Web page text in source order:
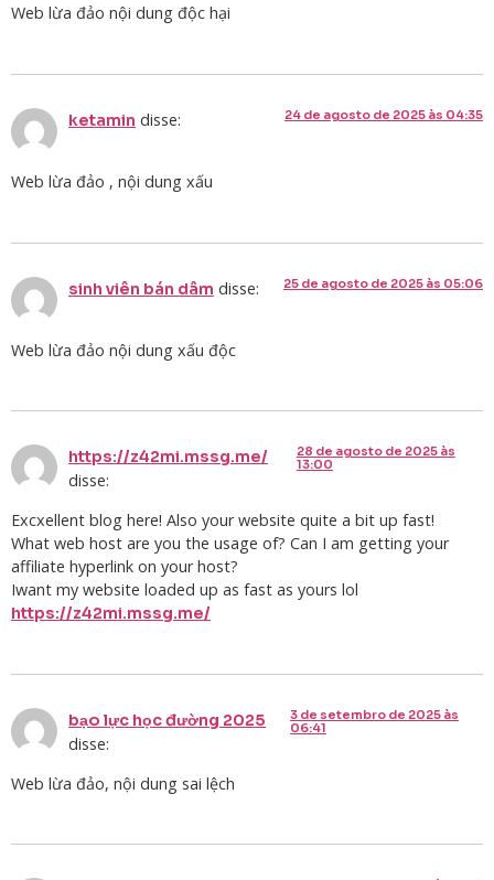
Web lừa đảo nội dung độc hại
ketamin disse: 24 de agosto de 2025 às 04:35
Web lừa đảo , nội dung xấu
sinh viên bán dâm disse: 25 de agosto de 2025 às 05:06
Web lừa đảo nội dung xấu độc
https://z42mi.mssg.me/
disse:
28 de agosto de 2025 às
13:00
Excxellent blog here! Also your website quite a bit up fast!
What web host are you the usage of? Can I am getting your
affiliate hyperlink on your host?
Iwant my website loaded up as fast as yours lol
https://z42mi.mssg.me/
bạo lực học đường 2025
disse:
3 de setembro de 2025 às
06:41
Web lừa đảo, nội dung sai lệch